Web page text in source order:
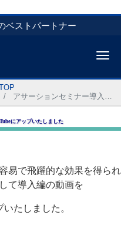
ベストパートナー
アサーションセミナー導入編の動画を全3回にわたってYouTubeにアップいたしました
にアップいたしました
易で飛躍的な効果を得られ
て導入編の動画を
たしました。